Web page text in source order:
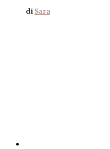
di Sara